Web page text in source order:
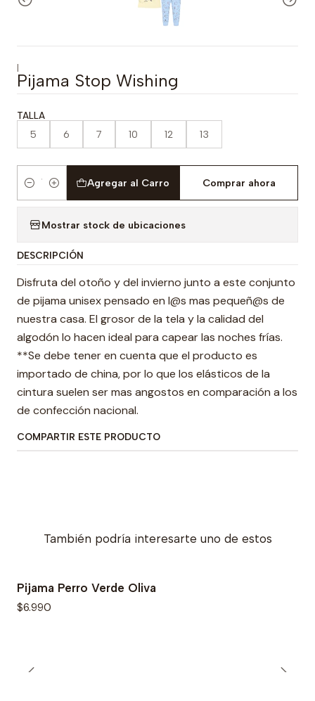
|
Pijama Stop Wishing
TALLA
5 6 7 10 12 13
Cantidad
Agregar al Carro Comprar ahora
Mostrar stock de ubicaciones
DESCRIPCIÓN
Disfruta del otoño y del invierno junto a este conjunto
de pijama unisex pensado en l@s mas pequeñ@s de
nuestra casa. El grosor de la tela y la calidad del
algodón lo hacen ideal para capear las noches frías.
**Se debe tener en cuenta que el producto es
importado de china, por lo que los elásticos de la
cintura suelen ser mas angostos en comparación a los
de confección nacional.
COMPARTIR ESTE PRODUCTO
También podría interesarte uno de estos
Pijama Perro Verde Oliva
$6.990